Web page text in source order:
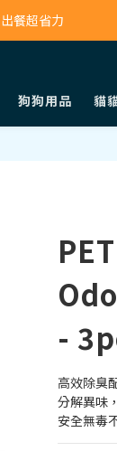
抗敏一次搞定
餐超省力
狗狗用品 貓
-
高效除臭
分解異味
安全無毒